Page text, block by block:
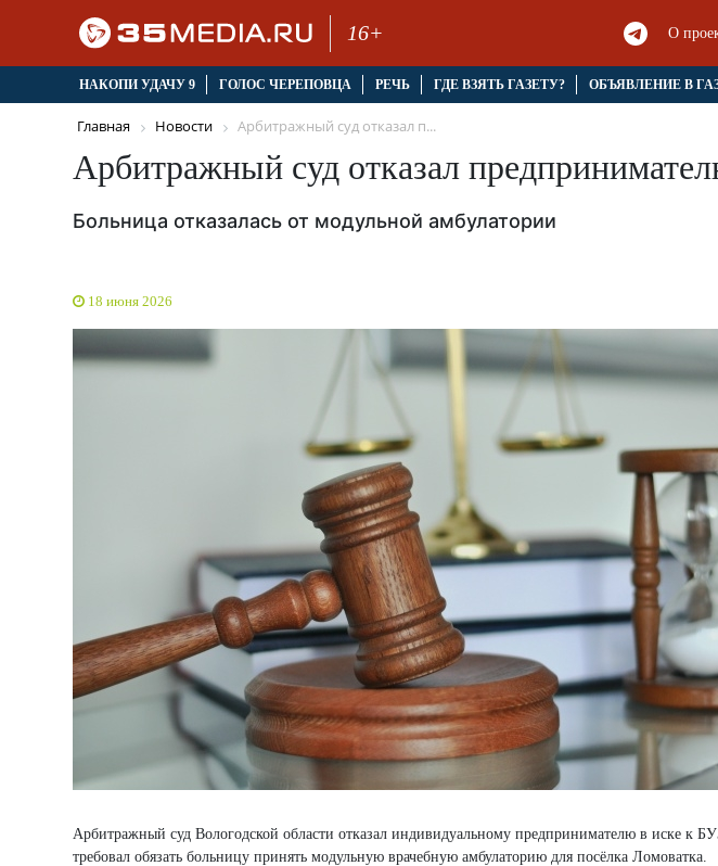
16+ О
НАКОПИ УДАЧУ 9 ГОЛОС ЧЕРЕПОВЦА РЕЧЬ ГДЕ ВЗЯТЬ ГАЗЕТУ? ОБЪЯВЛЕНИЕ В
Главная Новости Арбитражный суд отказал п...
Арбитражный суд отказал
Больница отказалась от модульной амбулатории
18 июня 2026
Арбитражный суд Вологодской области отказал индивидуальному предпринимателю в иске к
требовал обязать больницу принять модульную врачебную амбулаторию для посёлка Ломоватка.